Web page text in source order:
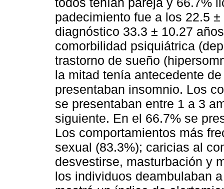
padecimiento fue a los 22.5
diagnóstico 33.3 ± 10.27
comorbilidad psiquiátrica
trastorno de sueño
la mitad tenía antecedente
presentaban insomnio. Los
se presentaban entre 1 a 3
siguiente. En el 66.7% se
Los comportamientos más
sexual (83.3%); caricias al
desvestirse, masturbación y
los individuos deambulaban